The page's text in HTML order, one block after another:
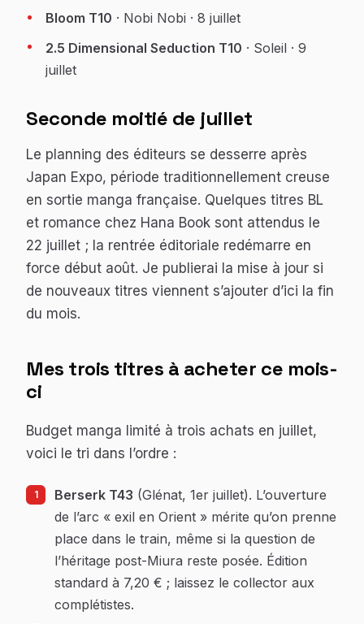
Bloom T10 · Nobi Nobi · 8 juillet
2.5 Dimensional Seduction T10 · Soleil · 9
juillet
Seconde moitié de juillet
Le planning des éditeurs se desserre après
Japan Expo, période traditionnellement creuse
en sortie manga française. Quelques titres BL
et romance chez Hana Book sont attendus le
22 juillet ; la rentrée éditoriale redémarre en
force début août. Je publierai la mise à jour si
de nouveaux titres viennent s’ajouter d’ici la fin
du mois.
Mes trois titres à acheter ce mois-
ci
Budget manga limité à trois achats en juillet,
voici le tri dans l’ordre :
Berserk T43 (Glénat, 1er juillet). L’ouverture
de l’arc « exil en Orient » mérite qu’on prenne
place dans le train, même si la question de
l’héritage post-Miura reste posée. Édition
standard à 7,20 € ; laissez le collector aux
complétistes.